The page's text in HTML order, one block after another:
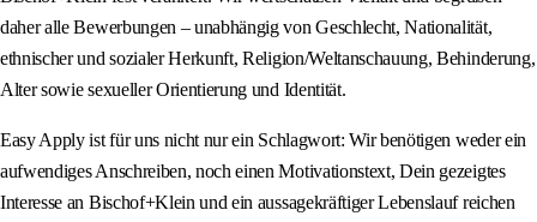
daher alle Bewerbungen – unabhängig von Geschlecht, Nationalität,
ethnischer und sozialer Herkunft, Religion/Weltanschauung, Behinderung,
Alter sowie sexueller Orientierung und Identität.
Easy Apply ist für uns nicht nur ein Schlagwort: Wir benötigen weder ein
aufwendiges Anschreiben, noch einen Motivationstext, Dein gezeigtes
Interesse an Bischof+Klein und ein aussagekräftiger Lebenslauf reichen